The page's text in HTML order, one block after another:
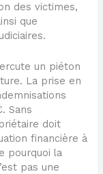
des victimes,
que
un piéton
La prise en
Sans
doit
financière à
pourquoi la
pas une